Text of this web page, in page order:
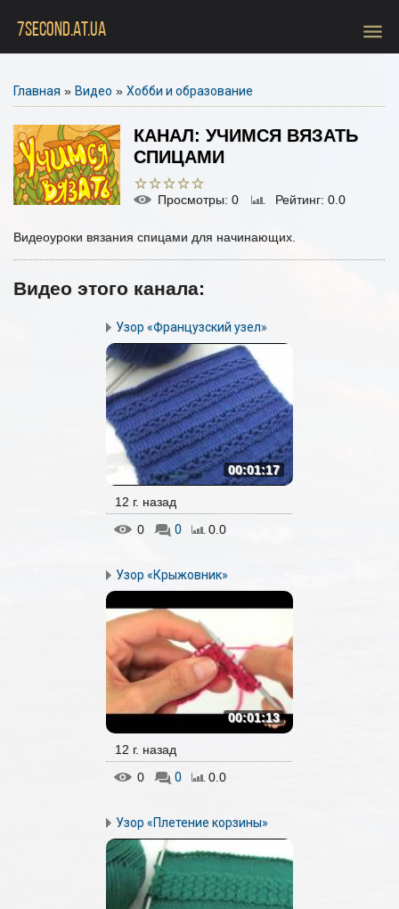
7SECOND.AT.UA menu
Главная » Видео » Хобби и образование
КАНАЛ: УЧИМСЯ ВЯЗАТЬ
СПИЦАМИ
Просмотры: 0 Рейтинг: 0.0
Видеоуроки вязания спицами для начинающих.
Видео этого канала:
Узор «Французский узел»
00:01:17
12 г. назад
0
0 0.0
Узор «Крыжовник»
00:01:13
12 г. назад
0
0 0.0
Узор «Плетение корзины»